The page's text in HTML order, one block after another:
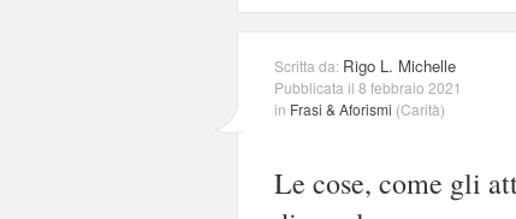
Scritta da: Rigo L. Michelle
Pubblicata il 8 febbraio 2021
in Frasi & Aforismi (Carità)
Le cose, come gli